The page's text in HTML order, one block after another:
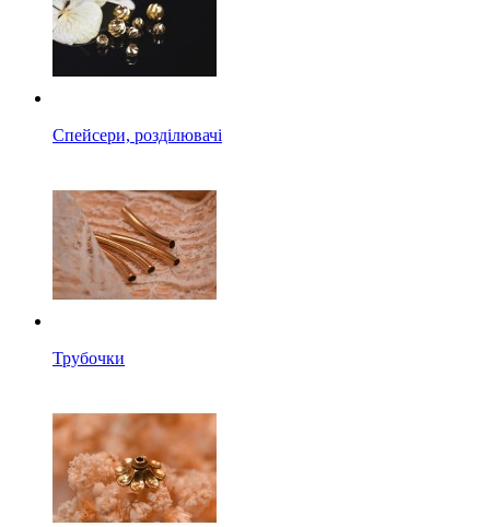
Спейсери, розділювачі
Трубочки